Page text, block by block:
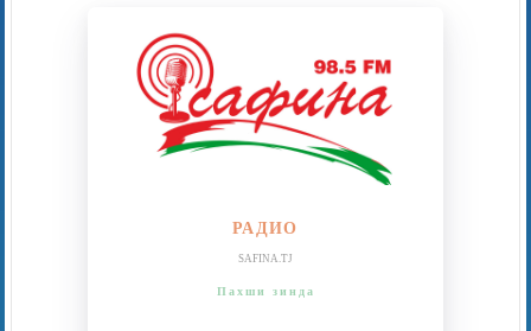
РАДИО
SAFINA.TJ
Пахши зинда